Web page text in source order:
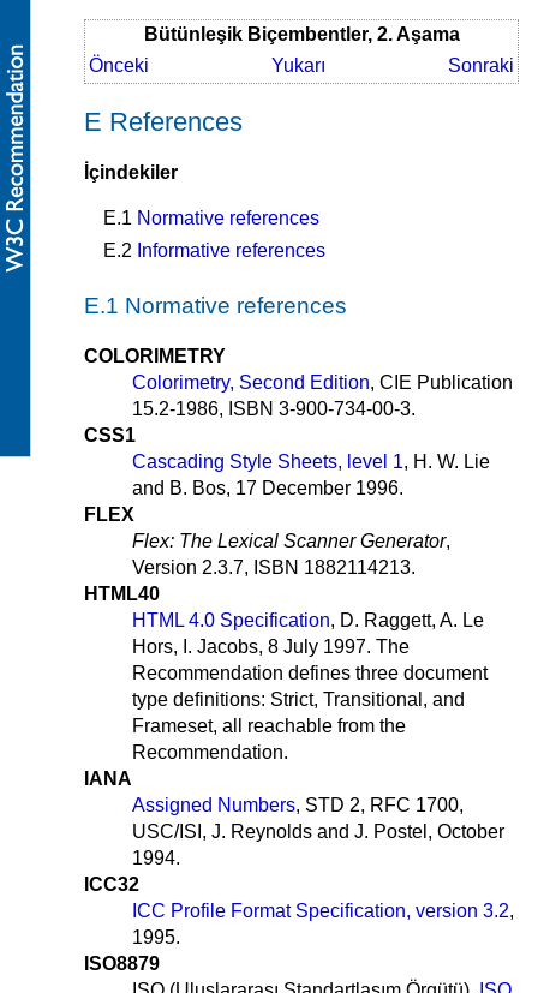
Bütünleşik Biçembentler, 2. Aşama
Önceki
Yukarı Sonraki
E References
İçindekiler
E.1 Normative references
E.2 Informative references
E.1 Normative references
COLORIMETRY
Colorimetry, Second Edition, CIE Publication
15.2-1986, ISBN 3-900-734-00-3.
CSS1
Cascading Style Sheets, level 1, H. W. Lie
and B. Bos, 17 December 1996.
FLEX
Flex: The Lexical Scanner Generator,
Version 2.3.7, ISBN 1882114213.
HTML40
HTML 4.0 Specification, D. Raggett, A. Le
Hors, I. Jacobs, 8 July 1997. The
Recommendation defines three document
type definitions: Strict, Transitional, and
Frameset, all reachable from the
Recommendation.
IANA
Assigned Numbers, STD 2, RFC 1700,
USC/ISI, J. Reynolds and J. Postel, October
1994.
ICC32
ICC Profile Format Specification, version 3.2,
1995.
ISO8879